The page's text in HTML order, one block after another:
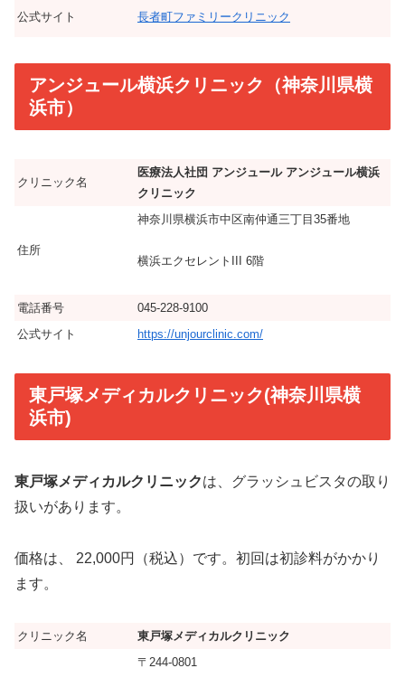
公式サイト 長者町ファミリークリニック
アンジュール横浜クリニック（神奈川県横
浜市）
クリニック名
医療法人社団 アンジュール アンジュール横浜
クリニック
住所
神奈川県横浜市中区南仲通三丁目35番地
横浜エクセレントIII 6階
電話番号
045-228-9100
公式サイト
https://unjourclinic.com/
東戸塚メディカルクリニック(神奈川県横
浜市)
東戸塚メディカルクリニックは、グラッシュビスタの取り
扱いがあります。
価格は、 22,000円（税込）です。初回は初診料がかかり
ます。
クリニック名 東戸塚メディカルクリニック
〒244-0801